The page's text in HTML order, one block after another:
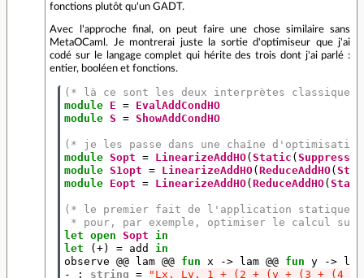
fonctions plutôt qu'un GADT.
Avec l'approche final, on peut faire une chose similaire sans
MetaOCaml. Je montrerai juste la sortie d'optimiseur que j'ai
codé sur le langage complet qui hérite des trois dont j'ai parlé :
entier, booléen et fonctions.
(* là ce sont les deux interprètes classiques
module E = EvalAddCondHO
module S = ShowAddCondHO
(* je les passe dans une chaîne
module Sopt = LinearizeAddHO(Static (
module S1opt = LinearizeAddHO(ReduceAddHO(
module Eopt = LinearizeAddHO(ReduceAddHO(
(* le premier fait de l'application statique
* pour, par exemple, optimiser le calcul sur
let
open Sopt
in
let
(+) = add
in
observe
@@ lam @@ fun x -> lam @@ fun y ->
lit
-
: string = "Lx. Ly. 1 + (2 + (y + (3 + (4